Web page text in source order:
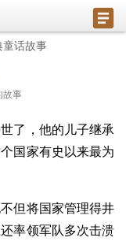
童话故事
故事
了，他的儿子继承
国家有史以来最为
但将国家管理得井
率领军队多次击溃